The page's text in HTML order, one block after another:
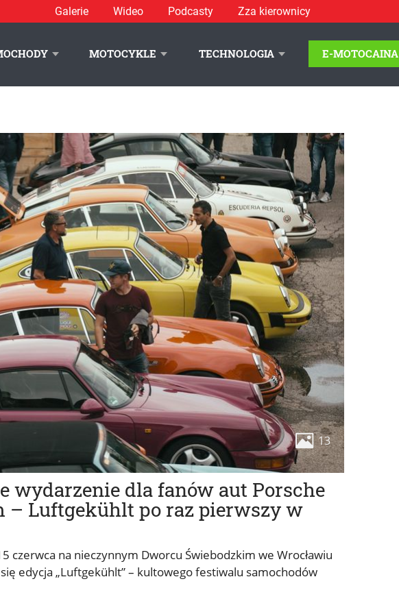
Galerie Wideo Podcasty Zza kierownicy
MOTOCYKLE TECHNOLOGIA E-MOTOCAINA
wydarzenie dla fanów aut Porsche
– Luftgekühlt po raz pierwszy w
13
czerwca na nieczynnym Dworcu Świebodzkim we Wrocławiu
edycja „Luftgekühlt” – kultowego festiwalu samochodów